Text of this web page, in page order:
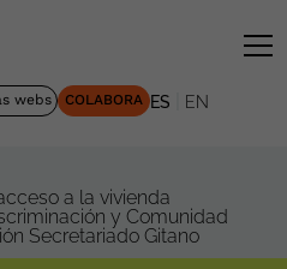
webs COLABORA ES EN
a la vivienda
y Comunidad
Secretariado Gitano